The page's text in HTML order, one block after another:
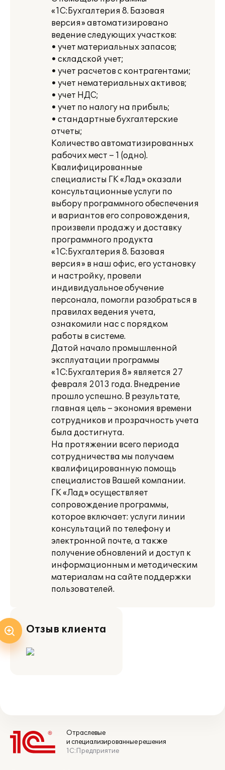
«1С:Бухгалтерия 8. Базовая
версия» автоматизировано
ведение следующих участков:
• учет материальных запасов;
• складской учет;
• учет расчетов с контрагентами;
• учет нематериальных активов;
• учет НДС;
• учет по налогу на прибыль;
• стандартные бухгалтерские
отчеты;
Количество автоматизированных
рабочих мест – 1 (одно).
Квалифицированные
специалисты ГК «Лад» оказали
консультационные услуги по
выбору программного обеспечения
и вариантов его сопровождения,
произвели продажу и доставку
программного продукта
«1С:Бухгалтерия 8. Базовая
версия» в наш офис, его установку
и настройку, провели
индивидуальное обучение
персонала, помогли разобраться в
правилах ведения учета,
ознакомили нас с порядком
работы в системе.
Датой начало промышленной
эксплуатации программы
«1С:Бухгалтерия 8» является 27
февраля 2013 года. Внедрение
прошло успешно. В результате,
главная цель – экономия времени
сотрудников и прозрачность учета
была достигнута.
На протяжении всего периода
сотрудничества мы получаем
квалифицированную помощь
специалистов Вашей компании.
ГК «Лад» осуществляет
сопровождение программы,
которое включает: услуги линии
консультаций по телефону и
электронной почте, а также
получение обновлений и доступ к
информационным и методическим
материалам на сайте поддержки
пользователей.
Отзыв клиента
Отраслевые
и специализированные решения
1С:Предприятие